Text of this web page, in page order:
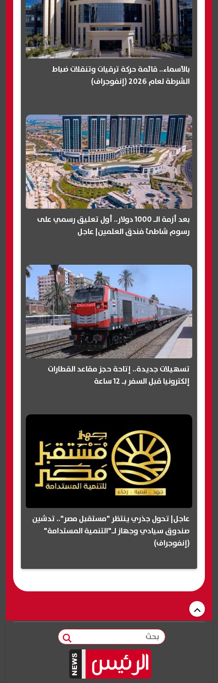
بالأسماء.. قائمة حركة ترقيات وتنقلات ضباط
الشرطة لعام 2026 (إنفوجراف)
بعد أزمة الـ 1000 دولار.. أول تعليق رسمي على
رسوم شاطئ فندق العلمين| عاجل
تسهيلات جديدة.. إتاحة حجز مقاعد القطارات
إلكترونيا قبل السفر بـ 12 ساعة
عاجل| تحول جذري ينتظر "مستقبل مصر".. تدشين
صندوق سيادي وجهاز لـ"التنمية المستدامة"
(إنفوجراف)
بحث